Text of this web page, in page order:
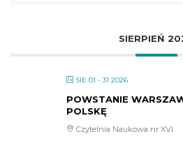
SIERPIEŃ
SIE 01 - 31 2026
POWSTANIE
POLSKĘ
Czytelnia Naukowa nr XVI